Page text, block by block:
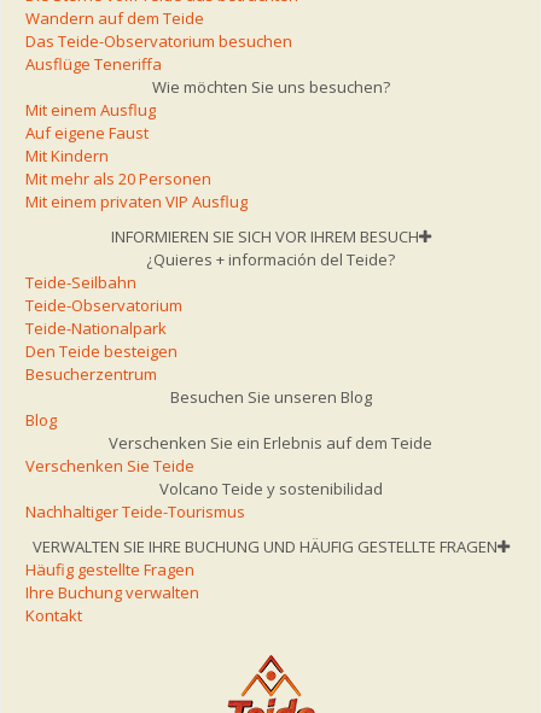
Wandern auf dem Teide
Das Teide-Observatorium besuchen
Ausflüge Teneriffa
Wie möchten Sie uns besuchen?
Mit einem Ausflug
Auf eigene Faust
Mit Kindern
Mit mehr als 20 Personen
Mit einem privaten VIP Ausflug
INFORMIEREN SIE SICH VOR IHREM BESUCH
¿Quieres + información del Teide?
Teide-Seilbahn
Teide-Observatorium
Teide-Nationalpark
Den Teide besteigen
Besucherzentrum
Besuchen Sie unseren Blog
Blog
Verschenken Sie ein Erlebnis auf dem Teide
Verschenken Sie Teide
Volcano Teide y sostenibilidad
Nachhaltiger Teide-Tourismus
VERWALTEN SIE IHRE BUCHUNG UND HÄUFIG GESTELLTE FRAGEN
Häufig gestellte Fragen
Ihre Buchung verwalten
Kontakt